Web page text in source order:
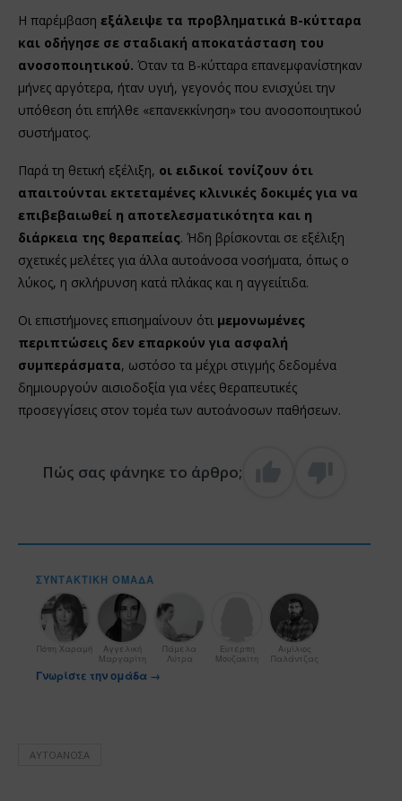
Η παρέμβαση εξάλειψε τα προβληματικά Β-κύτταρα
και οδήγησε σε σταδιακή αποκατάσταση του
ανοσοποιητικού. Όταν τα Β-κύτταρα επανεμφανίστηκαν
μήνες αργότερα, ήταν υγιή, γεγονός που ενισχύει την
υπόθεση ότι επήλθε «επανεκκίνηση» του ανοσοποιητικού
συστήματος.
Παρά τη θετική εξέλιξη, οι ειδικοί τονίζουν ότι
απαιτούνται εκτεταμένες κλινικές δοκιμές για να
επιβεβαιωθεί η αποτελεσματικότητα και η
διάρκεια της θεραπείας. Ήδη βρίσκονται σε εξέλιξη
σχετικές μελέτες για άλλα αυτοάνοσα νοσήματα, όπως ο
λύκος, η σκλήρυνση κατά πλάκας και η αγγειίτιδα.
Οι επιστήμονες επισημαίνουν ότι μεμονωμένες
περιπτώσεις δεν επαρκούν για ασφαλή
συμπεράσματα, ωστόσο τα μέχρι στιγμής δεδομένα
δημιουργούν αισιοδοξία για νέες θεραπευτικές
προσεγγίσεις στον τομέα των αυτοάνοσων παθήσεων.
Πώς σας φάνηκε το άρθρο;
ΣΥΝΤΑΚΤΙΚΉ ΟΜΆΔΑ
Πόπη Χαραμή
Αγγελική
Μαργαρίτη
Πάμελα
Λύτρα
Ευτέρπη
Μουζακίτη
Αιμίλιος
Παλάντζας
Γνωρίστε την ομάδα →
ΑΥΤΟΆΝΟΣΑ